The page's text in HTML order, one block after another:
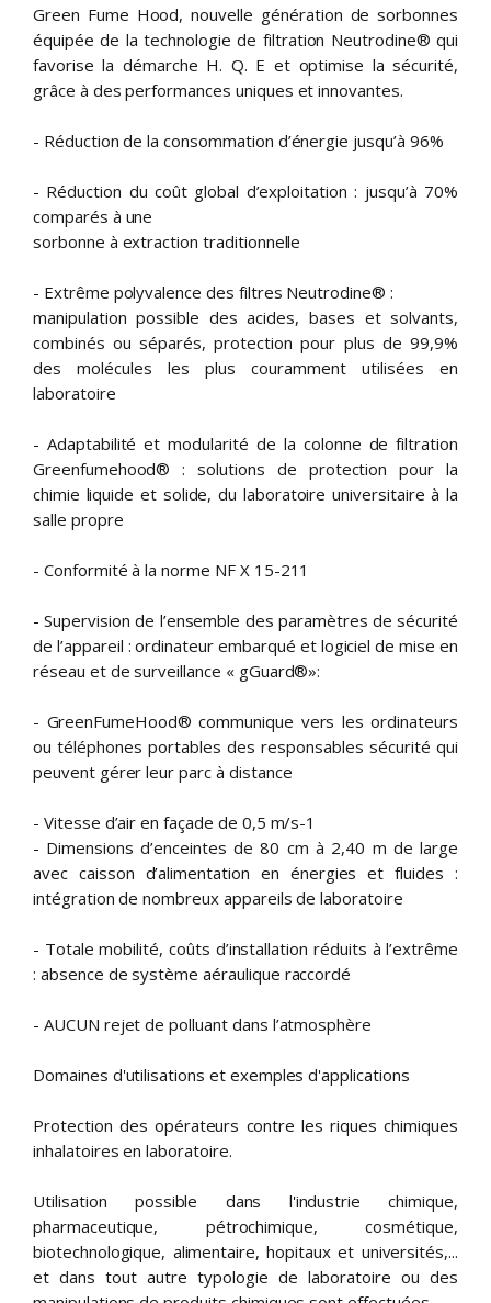
Green Fume Hood, nouvelle génération de sorbonnes
équipée de la technologie de filtration Neutrodine® qui
favorise la démarche H. Q. E et optimise la sécurité,
grâce à des performances uniques et innovantes.
- Réduction de la consommation d’énergie jusqu’à 96%
- Réduction du coût global d’exploitation : jusqu’à 70%
comparés à une
sorbonne à extraction traditionnelle
- Extrême polyvalence des filtres Neutrodine® :
manipulation possible des acides, bases et solvants,
combinés ou séparés, protection pour plus de 99,9%
des molécules les plus couramment utilisées en
laboratoire
- Adaptabilité et modularité de la colonne de filtration
Greenfumehood® : solutions de protection pour la
chimie liquide et solide, du laboratoire universitaire à la
salle propre
- Conformité à la norme NF X 15-211
- Supervision de l’ensemble des paramètres de sécurité
de l’appareil : ordinateur embarqué et logiciel de mise en
réseau et de surveillance « gGuard®»:
- GreenFumeHood® communique vers les ordinateurs
ou téléphones portables des responsables sécurité qui
peuvent gérer leur parc à distance
- Vitesse d’air en façade de 0,5 m/s-1
- Dimensions d’enceintes de 80 cm à 2,40 m de large
avec caisson d’alimentation en énergies et fluides :
intégration de nombreux appareils de laboratoire
- Totale mobilité, coûts d’installation réduits à l’extrême
: absence de système aéraulique raccordé
- AUCUN rejet de polluant dans l’atmosphère
Domaines d'utilisations et exemples d'applications
Protection des opérateurs contre les riques chimiques
inhalatoires en laboratoire.
Utilisation possible dans l'industrie chimique,
pharmaceutique, pétrochimique, cosmétique,
biotechnologique, alimentaire, hopitaux et universités,...
et dans tout autre typologie de laboratoire ou des